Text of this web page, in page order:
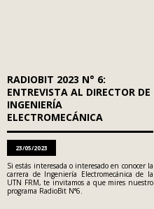
RADIOBIT 2023 N° 6:
ENTREVISTA AL DIRECTOR DE
INGENIERÍA
ELECTROMECÁNICA
23/05/2023
Si estás interesada o interesado en conocer la
carrera de Ingeniería Electromecánica de la
UTN FRM, te invitamos a que mires nuestro
programa RadioBit N°6.